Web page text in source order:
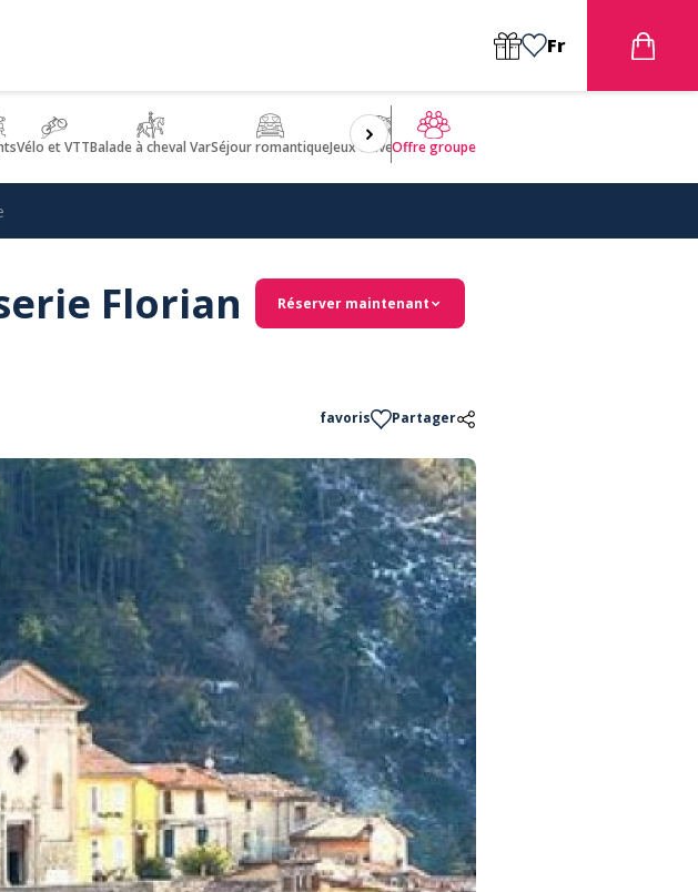
Fr
Vélo et VTTBalade à cheval VarSéjour romantiqueJeux d'aventuresBien être
Offre groupe
Florian
Réserver maintenant
favoris Partager